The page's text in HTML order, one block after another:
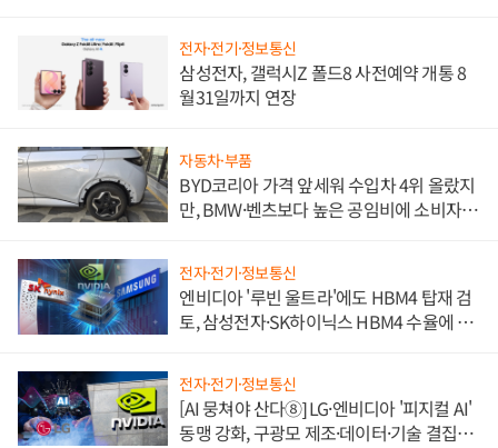
전자·전기·정보통신
삼성전자, 갤럭시Z 폴드8 사전예약 개통 8
월31일까지 연장
자동차·부품
BYD코리아 가격 앞세워 수입차 4위 올랐지
만, BMW·벤츠보다 높은 공임비에 소비자
전자·전기·정보통신
엔비디아 '루빈 울트라'에도 HBM4 탑재 검
토, 삼성전자·SK하이닉스 HBM4 수율에 주
전자·전기·정보통신
[AI 뭉쳐야 산다⑧] LG·엔비디아 '피지컬 AI'
동맹 강화, 구광모 제조·데이터·기술 결집